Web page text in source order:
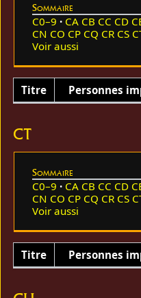
Sommaire
C0–9 CA CB CC CD
CN CO CP CQ CR CS
Voir aussi
Titre Personnes
CT
Sommaire
C0–9 CA CB CC CD
CN CO CP CQ CR CS
Voir aussi
Titre Personnes